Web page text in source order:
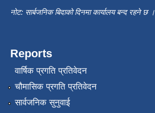
नोट: सार्बजनिक बिदाको दिनमा कार्यालय बन्द रहने छ ।
Reports
वार्षिक प्रगति प्रतिवेदन
चौमासिक प्रगति प्रतिवेदन
सार्वजनिक सुनुवाई